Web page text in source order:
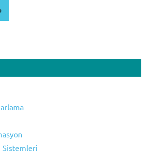
Sistemleri